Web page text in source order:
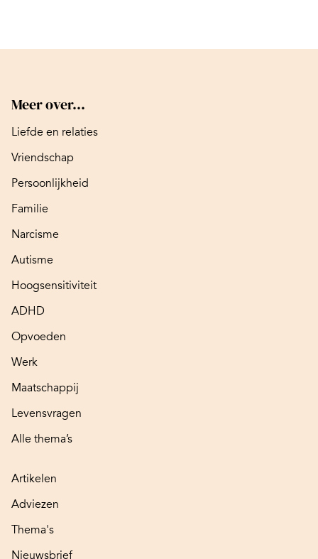
Meer over...
Liefde en relaties
Vriendschap
Persoonlijkheid
Familie
Narcisme
Autisme
Hoogsensitiviteit
ADHD
Opvoeden
Werk
Maatschappij
Levensvragen
Alle thema’s
Artikelen
Adviezen
Thema's
Nieuwsbrief